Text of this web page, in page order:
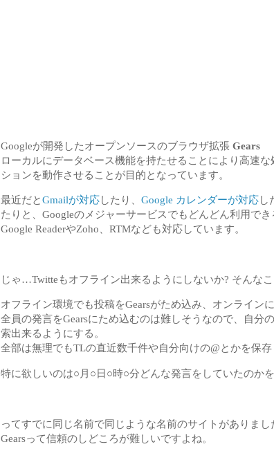
Googleが開発したオープンソースのブラウザ拡張 Gears
ローカルにデータベース機能を持たせることにより高速
ションを動作させることが目的となっています。
最近だとGmailが対応したり、 Google カレンダーが対応し
たりと、Googleのメジャーサービスでもどんどん利用でき
Google ReaderやZoho、RTMなども対応しています。
じゃ…Twitteもオフライン出来るようにしないか? そんなこ
オフライン環境でも投稿をGearsがため込み、オンライン
全員の発言をGearsにため込むのは難しそうなので、自分
索出来るようにする。
全部は無理でもTLの直近数千件や自分向けの@とかを保
特に欲しいのは○月○日○時○分どんな発言をしていたのか
ってすでに同じ名前で同じような名前のサイトがありまし
Gearsって信頼のしどころが難しいですよね。